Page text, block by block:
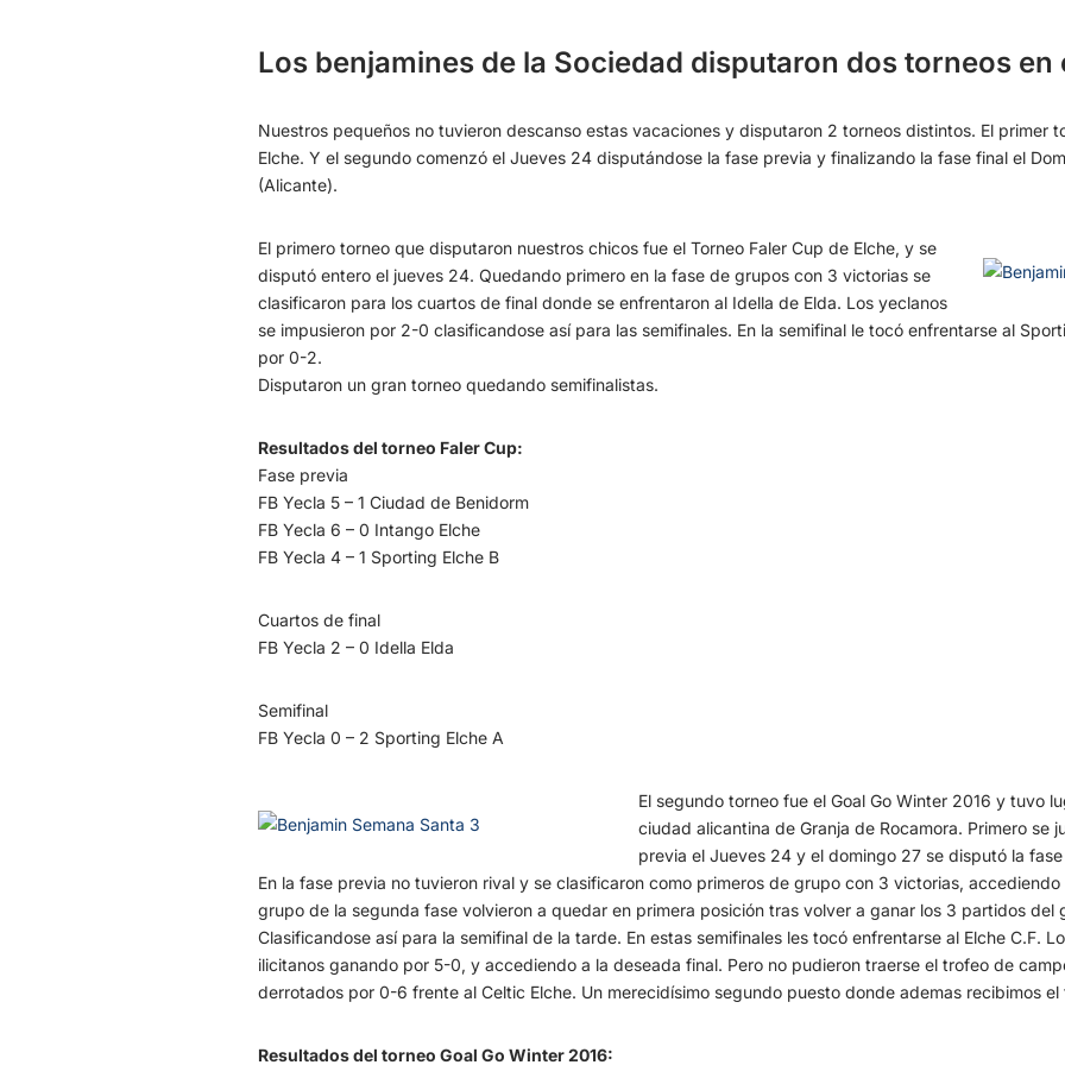
Los benjamines de la Sociedad disputaron dos torneos en
Nuestros pequeños no tuvieron descanso estas vacaciones y disputaron 2 torneos distintos. El primer
Elche. Y el segundo comenzó el Jueves 24 disputándose la fase previa y finalizando la fase final el
(Alicante).
El primero torneo que disputaron nuestros chicos fue el Torneo Faler Cup de Elche, y se
disputó entero el jueves 24. Quedando primero en la fase de grupos con 3 victorias se
clasificaron para los cuartos de final donde se enfrentaron al Idella de Elda. Los yeclanos
se impusieron por 2-0 clasificandose así para las semifinales. En la semifinal le tocó enfrentarse al
por 0-2.
Disputaron un gran torneo quedando semifinalistas.
Resultados del torneo Faler Cup:
Fase previa
FB Yecla 5 – 1 Ciudad de Benidorm
FB Yecla 6 – 0 Intango Elche
FB Yecla 4 – 1 Sporting Elche B
Cuartos de final
FB Yecla 2 – 0 Idella Elda
Semifinal
FB Yecla 0 – 2 Sporting Elche A
El segundo torneo fue el Goal Go Winter 2016 y tuvo
ciudad alicantina de Granja de Rocamora. Primero se
previa el Jueves 24 y el domingo 27 se disputó la
En la fase previa no tuvieron rival y se clasificaron como primeros de grupo con 3 victorias,
grupo de la segunda fase volvieron a quedar en primera posición tras volver a ganar los 3 partidos del
Clasificandose así para la semifinal de la tarde. En estas semifinales les tocó enfrentarse al Elche C.F.
ilicitanos ganando por 5-0, y accediendo a la deseada final. Pero no pudieron traerse el trofeo de
derrotados por 0-6 frente al Celtic Elche. Un merecidísimo segundo puesto donde ademas recibimos
Resultados del torneo Goal Go Winter 2016: